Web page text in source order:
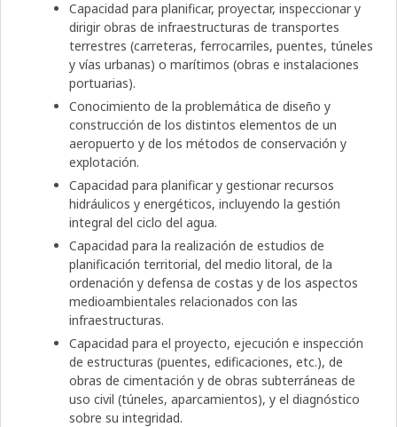
Capacidad para planificar, proyectar, inspeccionar y
dirigir obras de infraestructuras de transportes
terrestres (carreteras, ferrocarriles, puentes, túneles
y vías urbanas) o marítimos (obras e instalaciones
portuarias).
Conocimiento de la problemática de diseño y
construcción de los distintos elementos de un
aeropuerto y de los métodos de conservación y
explotación.
Capacidad para planificar y gestionar recursos
hidráulicos y energéticos, incluyendo la gestión
integral del ciclo del agua.
Capacidad para la realización de estudios de
planificación territorial, del medio litoral, de la
ordenación y defensa de costas y de los aspectos
medioambientales relacionados con las
infraestructuras.
Capacidad para el proyecto, ejecución e inspección
de estructuras (puentes, edificaciones, etc.), de
obras de cimentación y de obras subterráneas de
uso civil (túneles, aparcamientos), y el diagnóstico
sobre su integridad.